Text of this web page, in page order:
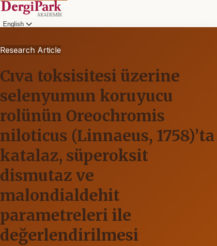
English
Research Article
Cıva toksisitesi üzerine
selenyumun koruyucu
rolünün Oreochromis
niloticus (Linnaeus, 1758)’ta
katalaz, süperoksit
dismutaz ve
malondialdehit
parametreleri ile
değerlendirilmesi